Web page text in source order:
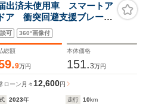
済未使用車 スマートア
ア 衝突回避支援ブレー
ビーム コーナーセン
ルーフレール シート
可 360°画像付
総額
9万円
本体価格
151.3万円
ローン 月々 12,600円
2023年 走行 10km